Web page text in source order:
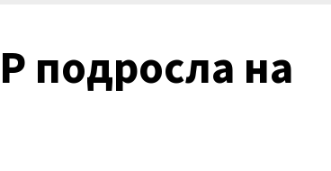
подросла на